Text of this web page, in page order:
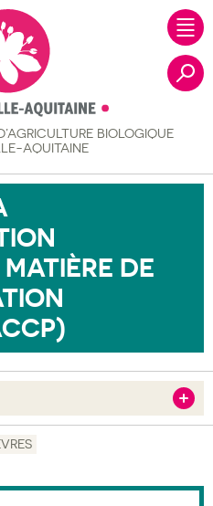
BIOLOGIQUE
AQUITAINE
DE